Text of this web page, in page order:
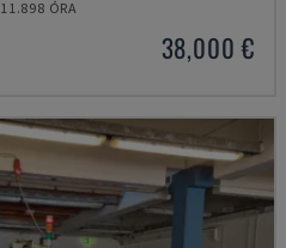
11.898 ÓRA
38,000 €